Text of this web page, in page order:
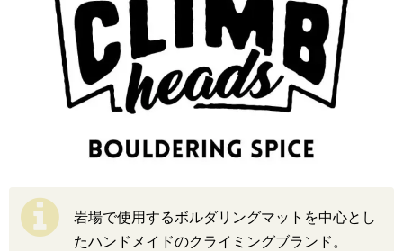
岩場で使用するボルダリングマットを中心とし
たハンドメイドのクライミングブランド。